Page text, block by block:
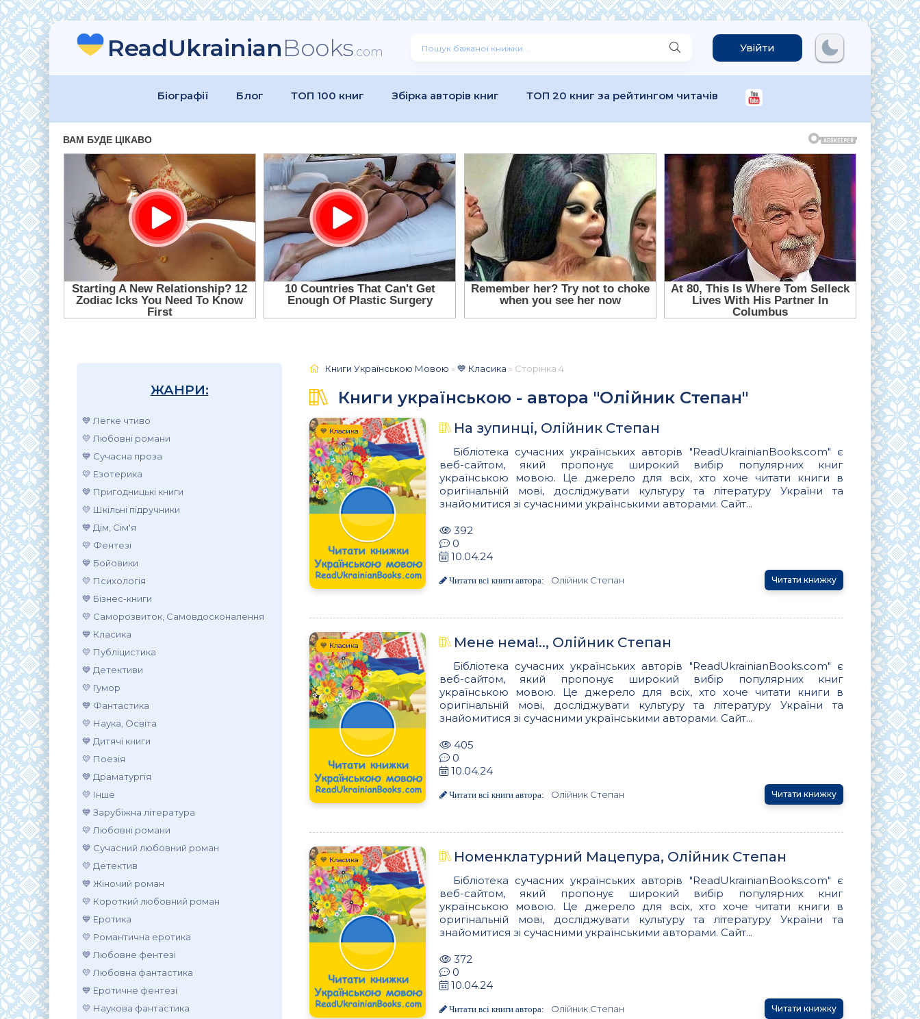
ReadUkrainianBooks.com Увійти
Біографії Блог ТОП 100 книг Збірка авторів книг ТОП 20 книг за рейтингом читачів
ЖАНРИ:
💙 Легке чтиво
💛 Любовні романи
💙 Сучасна проза
💛 Езотерика
💙 Пригодницькі книги
💛 Шкільні підручники
💙 Дім, Сім'я
💛 Фентезі
💙 Бойовики
💛 Психологія
💙 Бізнес-книги
💛 Саморозвиток, Самовдосконалення
💙 Класика
💛 Публіцистика
💙 Детективи
💛 Гумор
💙 Фантастика
💛 Наука, Освіта
💙 Дитячі книги
💛 Поезія
💙 Драматургія
💛 Інше
💙 Зарубіжна література
💛 Любовні романи
💙 Сучасний любовний роман
💛 Детектив
💙 Жіночий роман
💛 Короткий любовний роман
💙 Еротика
💛 Романтична еротика
💙 Любовне фентезі
💛 Любовна фантастика
💙 Еротичне фентезі
💛 Наукова фантастика
Книги Українською Мовою »💙 Класика » Сторінка 4
Книги українською - автора "Олійник Степан"
💙 Класика На зупинці, Олійник Степан
Бібліотека сучасних українських авторів "ReadUkrainianBooks.com" є
веб-сайтом, який пропонує широкий вибір популярних книг
українською мовою. Це джерело для всіх, хто хоче читати книги в
оригінальній мові, досліджувати культуру та літературу України та
знайомитися зі сучасними українськими авторами. Сайт...
392
0
10.04.24
Читати всі книги автора: Олійник Степан Читати книжку
💙 Класика Мене нема!.., Олійник Степан
Бібліотека сучасних українських авторів "ReadUkrainianBooks.com" є
веб-сайтом, який пропонує широкий вибір популярних книг
українською мовою. Це джерело для всіх, хто хоче читати книги в
оригінальній мові, досліджувати культуру та літературу України та
знайомитися зі сучасними українськими авторами. Сайт...
405
0
10.04.24
Читати всі книги автора: Олійник Степан Читати книжку
💙 Класика Номенклатурний Мацепура, Олійник Степан
Бібліотека сучасних українських авторів "ReadUkrainianBooks.com" є
веб-сайтом, який пропонує широкий вибір популярних книг
українською мовою. Це джерело для всіх, хто хоче читати книги в
оригінальній мові, досліджувати культуру та літературу України та
знайомитися зі сучасними українськими авторами. Сайт...
372
0
10.04.24
Читати всі книги автора: Олійник Степан Читати книжку